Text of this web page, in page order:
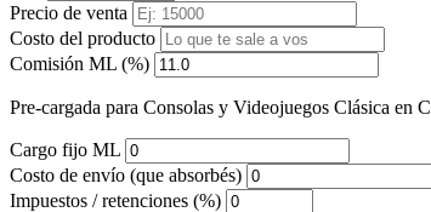
Precio de venta
Costo del producto
Comisión ML (%)
Pre-cargada para Consolas y Videojuegos Clásica en
Cargo fijo ML
Costo de envío (que absorbés)
Impuestos / retenciones (%)